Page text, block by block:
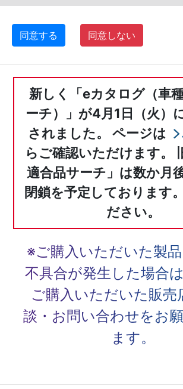
同意する 同意しない
新しく「eカタログ（車
ーチ）」が4月1日（火）
されました。
ページは
らご確認いただけます。
適合品サーチ」は数か月
閉鎖を予定しております。
ださい。
※ご購入いただいた製
不具合が発生した場合は
ご購入いただいた販売
談・お問い合わせをお
ます。